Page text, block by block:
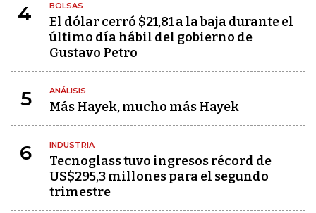
4 BOLSAS
El dólar cerró $21,81 a la baja durante el
último día hábil del gobierno de
Gustavo Petro
5 ANÁLISIS
Más Hayek, mucho más Hayek
6 INDUSTRIA
Tecnoglass tuvo ingresos récord de
US$295,3 millones para el segundo
trimestre